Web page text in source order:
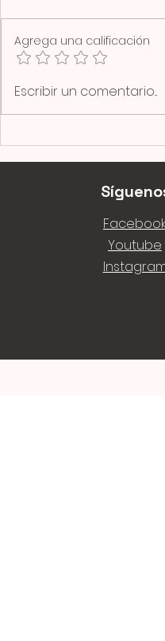
Agrega una calificación
Escribir un comentario...
Youtube